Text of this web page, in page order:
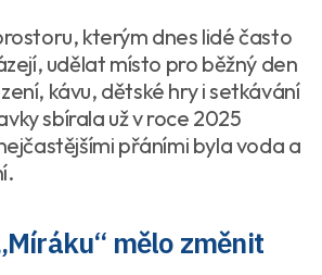
kterým dnes lidé často
udělat místo pro běžný den
kávu, dětské hry i setkávání
sbírala už v roce 2025
přáními byla voda a
mělo změnit